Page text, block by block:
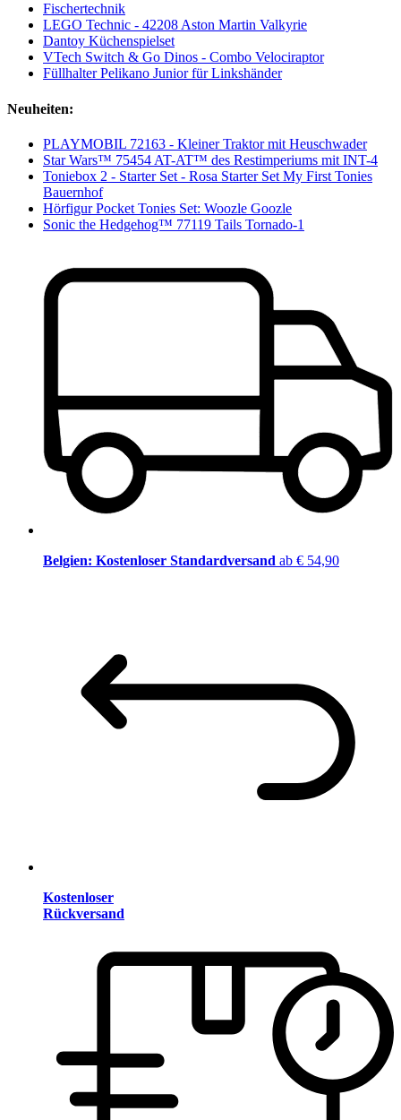
Fischertechnik
LEGO Technic - 42208 Aston Martin Valkyrie
Dantoy Küchenspielset
VTech Switch & Go Dinos - Combo Velociraptor
Füllhalter Pelikano Junior für Linkshänder
Neuheiten:
PLAYMOBIL 72163 - Kleiner Traktor mit Heuschwader
Star Wars™ 75454 AT-AT™ des Restimperiums mit INT-4
Toniebox 2 - Starter Set - Rosa Starter Set My First Tonies
Bauernhof
Hörfigur Pocket Tonies Set: Woozle Goozle
Sonic the Hedgehog™ 77119 Tails Tornado-1
Belgien: Kostenloser Standardversand ab € 54,90
Kostenloser
Rückversand